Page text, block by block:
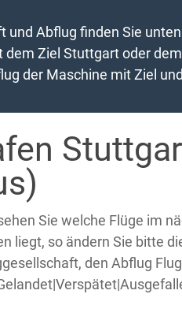
und Abflug finden Sie
dem Ziel Stuttgart oder
der Maschine mit Ziel
Sie welche Flüge im
liegt, so ändern Sie bitte
den Abflug